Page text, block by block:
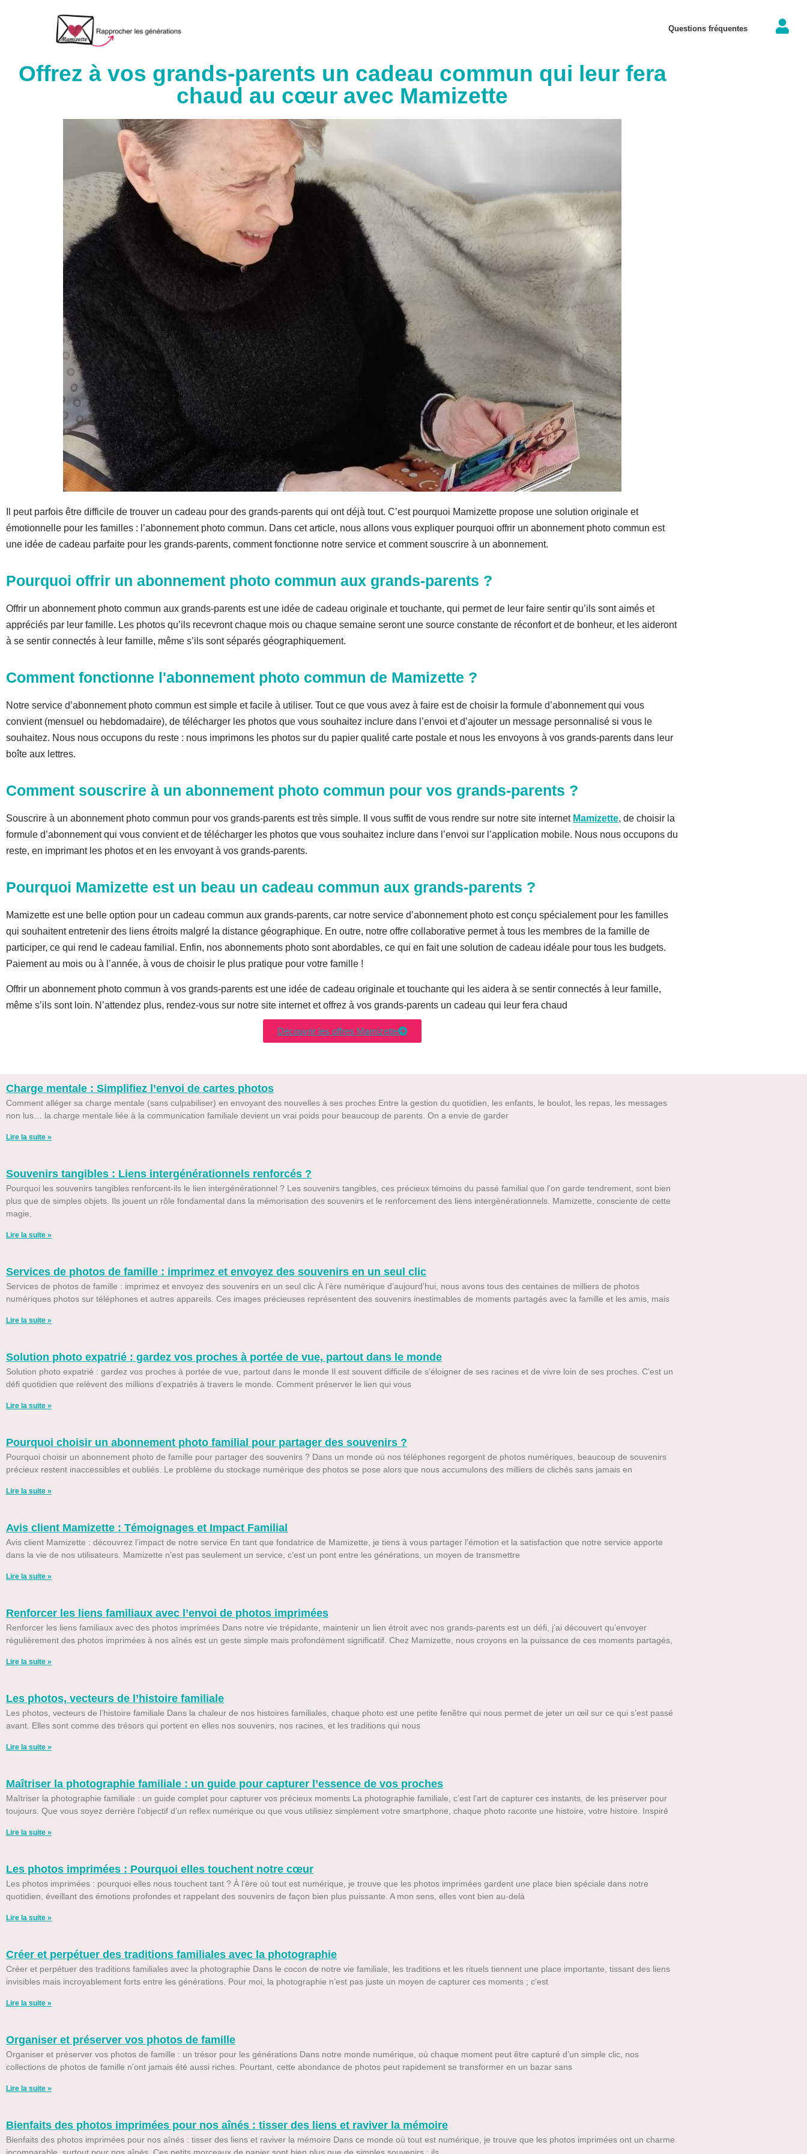
contenu
Questions fréquentes
Offrez à vos grands-parents un cadeau commun qui leur fera
chaud au cœur avec Mamizette
Il peut parfois être difficile de trouver un cadeau pour des grands-parents qui ont déjà tout. C’est pourquoi Mamizette propose une solution originale et
émotionnelle pour les familles : l’abonnement photo commun. Dans cet article, nous allons vous expliquer pourquoi offrir un abonnement photo commun est
une idée de cadeau parfaite pour les grands-parents, comment fonctionne notre service et comment souscrire à un abonnement.
Pourquoi offrir un abonnement photo commun aux grands-parents ?
Offrir un abonnement photo commun aux grands-parents est une idée de cadeau originale et touchante, qui permet de leur faire sentir qu’ils sont aimés et
appréciés par leur famille. Les photos qu’ils recevront chaque mois ou chaque semaine seront une source constante de réconfort et de bonheur, et les aideront
à se sentir connectés à leur famille, même s’ils sont séparés géographiquement.
Comment fonctionne l'abonnement photo commun de Mamizette ?
Notre service d’abonnement photo commun est simple et facile à utiliser. Tout ce que vous avez à faire est de choisir la formule d’abonnement qui vous
convient (mensuel ou hebdomadaire), de télécharger les photos que vous souhaitez inclure dans l’envoi et d’ajouter un message personnalisé si vous le
souhaitez. Nous nous occupons du reste : nous imprimons les photos sur du papier qualité carte postale et nous les envoyons à vos grands-parents dans leur
boîte aux lettres.
Comment souscrire à un abonnement photo commun pour vos grands-parents ?
Souscrire à un abonnement photo commun pour vos grands-parents est très simple. Il vous suffit de vous rendre sur notre site internet Mamizette, de choisir la
formule d’abonnement qui vous convient et de télécharger les photos que vous souhaitez inclure dans l’envoi sur l’application mobile. Nous nous occupons du
reste, en imprimant les photos et en les envoyant à vos grands-parents.
Pourquoi Mamizette est un beau un cadeau commun aux grands-parents ?
Mamizette est une belle option pour un cadeau commun aux grands-parents, car notre service d’abonnement photo est conçu spécialement pour les familles
qui souhaitent entretenir des liens étroits malgré la distance géographique. En outre, notre offre collaborative permet à tous les membres de la famille de
participer, ce qui rend le cadeau familial. Enfin, nos abonnements photo sont abordables, ce qui en fait une solution de cadeau idéale pour tous les budgets.
Paiement au mois ou à l’année, à vous de choisir le plus pratique pour votre famille !
Offrir un abonnement photo commun à vos grands-parents est une idée de cadeau originale et touchante qui les aidera à se sentir connectés à leur famille,
même s’ils sont loin. N’attendez plus, rendez-vous sur notre site internet et offrez à vos grands-parents un cadeau qui leur fera chaud
Découvrir les offres Mamizette
Charge mentale : Simplifiez l’envoi de cartes photos
Comment alléger sa charge mentale (sans culpabiliser) en envoyant des nouvelles à ses proches Entre la gestion du quotidien, les enfants, le boulot, les repas, les messages
non lus… la charge mentale liée à la communication familiale devient un vrai poids pour beaucoup de parents. On a envie de garder
Lire la suite »
Souvenirs tangibles : Liens intergénérationnels renforcés ?
Pourquoi les souvenirs tangibles renforcent-ils le lien intergénérationnel ? Les souvenirs tangibles, ces précieux témoins du passé familial que l’on garde tendrement, sont bien
plus que de simples objets. Ils jouent un rôle fondamental dans la mémorisation des souvenirs et le renforcement des liens intergénérationnels. Mamizette, consciente de cette
magie,
Lire la suite »
Services de photos de famille : imprimez et envoyez des souvenirs en un seul clic
Services de photos de famille : imprimez et envoyez des souvenirs en un seul clic À l’ère numérique d’aujourd’hui, nous avons tous des centaines de milliers de photos
numériques photos sur téléphones et autres appareils. Ces images précieuses représentent des souvenirs inestimables de moments partagés avec la famille et les amis, mais
Lire la suite »
Solution photo expatrié : gardez vos proches à portée de vue, partout dans le monde​
Solution photo expatrié : gardez vos proches à portée de vue, partout dans le monde​ Il est souvent difficile de s’éloigner de ses racines et de vivre loin de ses proches. C’est un
défi quotidien que relèvent des millions d’expatriés à travers le monde. Comment préserver le lien qui vous
Lire la suite »
Pourquoi choisir un abonnement photo familial pour partager des souvenirs ?
Pourquoi choisir un abonnement photo de famille pour partager des souvenirs ? Dans un monde où nos téléphones regorgent de photos numériques, beaucoup de souvenirs
précieux restent inaccessibles et oubliés. Le problème du stockage numérique des photos se pose alors que nous accumulons des milliers de clichés sans jamais en
Lire la suite »
Avis client Mamizette : Témoignages et Impact Familial
Avis client Mamizette : découvrez l’impact de notre service En tant que fondatrice de Mamizette, je tiens à vous partager l’émotion et la satisfaction que notre service apporte
dans la vie de nos utilisateurs. Mamizette n’est pas seulement un service, c’est un pont entre les générations, un moyen de transmettre
Lire la suite »
Renforcer les liens familiaux avec l’envoi de photos imprimées
Renforcer les liens familiaux avec des photos imprimées Dans notre vie trépidante, maintenir un lien étroit avec nos grands-parents est un défi, j’ai découvert qu’envoyer
régulièrement des photos imprimées à nos aînés est un geste simple mais profondément significatif. Chez Mamizette, nous croyons en la puissance de ces moments partagés,
Lire la suite »
Les photos, vecteurs de l’histoire familiale
Les photos, vecteurs de l’histoire familiale Dans la chaleur de nos histoires familiales, chaque photo est une petite fenêtre qui nous permet de jeter un œil sur ce qui s’est passé
avant. Elles sont comme des trésors qui portent en elles nos souvenirs, nos racines, et les traditions qui nous
Lire la suite »
Maîtriser la photographie familiale : un guide pour capturer l’essence de vos proches
Maîtriser la photographie familiale : un guide complet pour capturer vos précieux moments La photographie familiale, c’est l’art de capturer ces instants, de les préserver pour
toujours. Que vous soyez derrière l’objectif d’un reflex numérique ou que vous utilisiez simplement votre smartphone, chaque photo raconte une histoire, votre histoire. Inspiré
Lire la suite »
Les photos imprimées : Pourquoi elles touchent notre cœur
Les photos imprimées : pourquoi elles nous touchent tant ? À l’ère où tout est numérique, je trouve que les photos imprimées gardent une place bien spéciale dans notre
quotidien, éveillant des émotions profondes et rappelant des souvenirs de façon bien plus puissante. A mon sens, elles vont bien au-delà
Lire la suite »
Créer et perpétuer des traditions familiales avec la photographie
Créer et perpétuer des traditions familiales avec la photographie Dans le cocon de notre vie familiale, les traditions et les rituels tiennent une place importante, tissant des liens
invisibles mais incroyablement forts entre les générations. Pour moi, la photographie n’est pas juste un moyen de capturer ces moments ; c’est
Lire la suite »
Organiser et préserver vos photos de famille
Organiser et préserver vos photos de famille : un trésor pour les générations Dans notre monde numérique, où chaque moment peut être capturé d’un simple clic, nos
collections de photos de famille n’ont jamais été aussi riches. Pourtant, cette abondance de photos peut rapidement se transformer en un bazar sans
Lire la suite »
Bienfaits des photos imprimées pour nos aînés : tisser des liens et raviver la mémoire
Bienfaits des photos imprimées pour nos aînés : tisser des liens et raviver la mémoire Dans ce monde où tout est numérique, je trouve que les photos imprimées ont un charme